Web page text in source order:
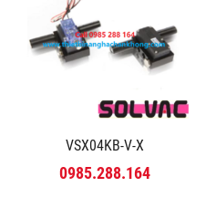
VSX04KB-V-X
0985.288.164